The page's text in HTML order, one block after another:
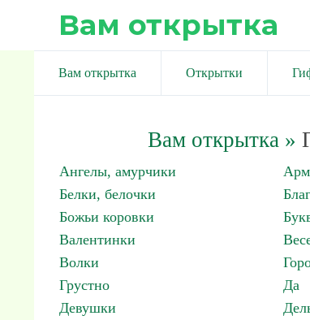
Вам открытка
Вам открытка Открытки
Вам открытка»
Ангелы, амурчики
Белки, белочки
Божьи коровки
Валентинки
Волки
Грустно
Да
Девушки